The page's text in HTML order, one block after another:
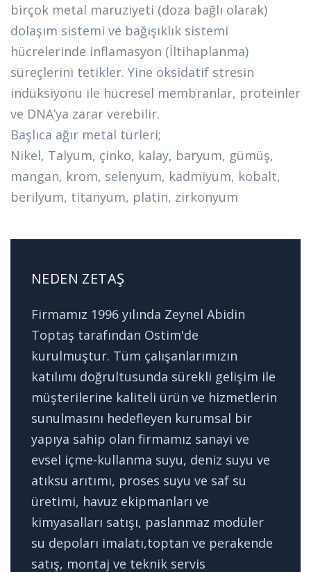
birçok metal maruziyeti (doza bağlı olarak)
dolaşım sistemi ve bağışıklık sistemi
hücrelerinde inflamasyon (İltihaplanma)
süreçlerini tetikler. Yine oksidatif stresin
indüksiyonu ile hücresel membranlar, proteinler
ve DNA’ya zarar verebilir.
Başlıca ağır metal türleri;
Nikel, Talyum, çinko, kalay, baryum, gümüş,
mangan, krom, selenyum, kadmiyum, kobalt,
berilyum, titanyum, platin, zirkonyum
NEDEN ZETAŞ
Firmamız 1996 yılında Zeynel Abidin
Toptaş tarafından Ostim'de
kurulmuştur. Tüm çalışanlarımızın
katılımı doğrultusunda sürekli gelişim ile
müşterilerine kaliteli ürün ve hizmetlerin
sunulmasını hedefleyen kurumsal bir
yapıya sahip olan firmamız sanayi ve
evsel içme-kullanma suyu, deniz suyu ve
atıksu arıtımı, proses suyu ve saf su
üretimi, havuz ekipmanları ve
kimyasalları satışı, paslanmaz modüler
su depoları imalatı,toptan ve perakende
satış, montaj ve teknik servis